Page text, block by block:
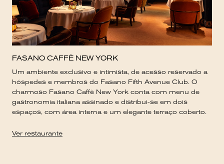
FASANO CAFFÈ NEW YORK
Um ambiente exclusivo e intimista, de acesso reservado a
hóspedes e membros do Fasano Fifth Avenue Club. O
charmoso Fasano Caffè New York conta com menu de
gastronomia italiana assinado e distribui-se em dois
espaços, com área interna e um elegante terraço coberto.
Ver restaurante